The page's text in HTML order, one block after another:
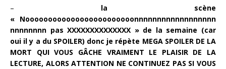
– la scène
« Noooooooooooooooooooooooonnnnnnnnnnnnnnnnnn
nnnnnnnn pas XXXXXXXXXXXXXX » de la semaine (car
oui il y a du SPOILER) donc je répète MEGA SPOILER DE LA
MORT QUI VOUS GÂCHE VRAIMENT LE PLAISIR DE LA
LECTURE, ALORS ATTENTION NE CONTINUEZ PAS SI VOUS